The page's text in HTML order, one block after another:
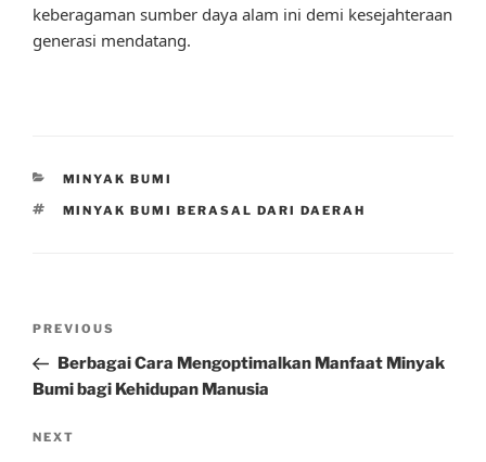
keberagaman sumber daya alam ini demi kesejahteraan
generasi mendatang.
CATEGORIES
MINYAK BUMI
TAGS
MINYAK BUMI BERASAL DARI DAERAH
Previous
Post
PREVIOUS
Berbagai Cara Mengoptimalkan Manfaat Minyak
Bumi bagi Kehidupan Manusia
Next
NEXT